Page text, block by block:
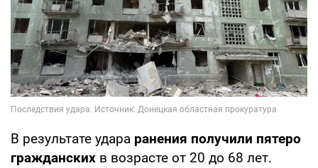
В результате удара ранения получили пятеро
гражданских в возрасте от 20 до 68 лет.